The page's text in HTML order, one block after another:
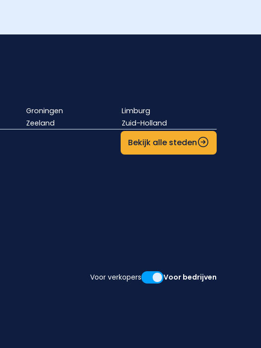
Groningen
Limburg
Zeeland Zuid-Holland
Bekijk alle steden
Voor verkopers Voor bedrijven